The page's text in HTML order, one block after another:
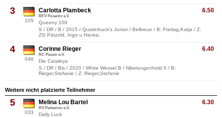
3
105
6.50
Carlotta Plambeck
RFV Poseritz e.V.
Queeny 109
S / DR / B / 2015 / Quaterback's Junior / Bellveue / B: Freitag,Katja / Z:
ZG Pätzold, Ingo u.Hanka,
4
046
6.40
Corinne Rieger
RC Passin e.V.
Die Cataleya
S / DR / Bis / 2020 / White Wessel B / Nibelungenheld II / B:
Rieger,Stefanie / Z: Rieger,Stefanie
Weitere nicht platzierte Teilnehmer
5
033
6.30
Melina Lou Bartel
RV Parkentin e.V.
Daily Luck